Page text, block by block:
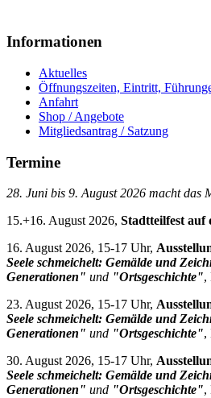
Informationen
Aktuelles
Öffnungszeiten, Eintritt,
Anfahrt
Shop / Angebote
Mitgliedsantrag / Satzung
Termine
28. Juni bis 9. August 2026 macht das
15.+16. August 2026, Stadtteilfest auf
16. August 2026, 15-17 Uhr,
Seele schmeichelt: Gemälde und
Generationen" und "Ortsgeschichte",
23. August 2026, 15-17 Uhr,
Seele schmeichelt: Gemälde und
Generationen" und "Ortsgeschichte",
30. August 2026, 15-17 Uhr,
Seele schmeichelt: Gemälde und
Generationen" und "Ortsgeschichte",